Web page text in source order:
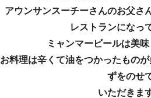
アウンサンスーチーさんのお父さ
レストランになっ
ミャンマービールは美味
お料理は辛くて油をつかったもの
ずをのせ
いただきま